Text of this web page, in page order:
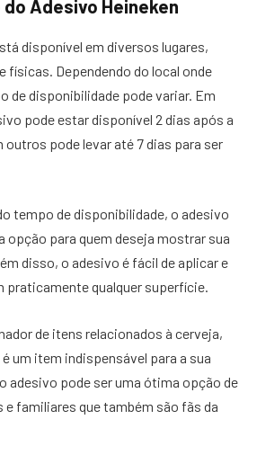
Adesivo Heineken
disponível em diversos lugares,
físicas. Dependendo do local onde
de disponibilidade pode variar. Em
pode estar disponível 2 dias após a
pode levar até 7 dias para ser
tempo de disponibilidade, o adesivo
opção para quem deseja mostrar sua
disso, o adesivo é fácil de aplicar e
praticamente qualquer superfície.
de itens relacionados à cerveja,
um item indispensável para a sua
adesivo pode ser uma ótima opção de
e familiares que também são fãs da